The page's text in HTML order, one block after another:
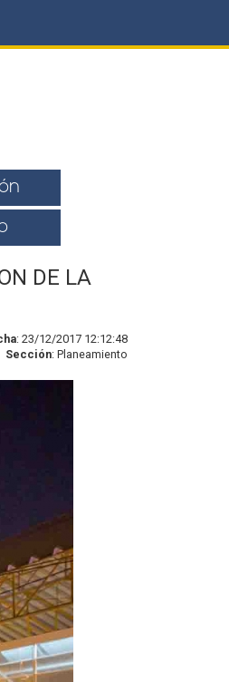
DE LA
: 23/12/2017 12:12:48
Sección: Planeamiento